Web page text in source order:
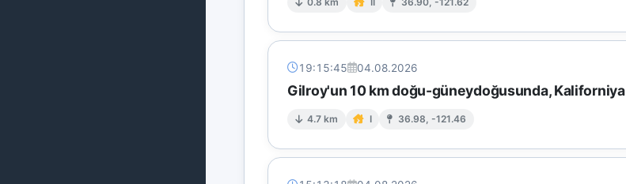
19:15:45 04.08.2026
Gilroy'un 10 km doğu-güneydoğusunda, Kaliforniya
4.7 km I 36.98, -121.46